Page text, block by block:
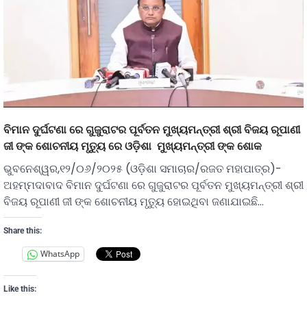
ବିମାନ ଦୁର୍ଘଟଣା ରେ ଗୁଜୁରାଟର ପୂର୍ବତନ ମୁଖ୍ୟମନ୍ତ୍ରୀ ଶ୍ରୀ ବିଜୟ ରୂପାଣୀ
ଜୀ ଙ୍କ ଶୋଚନୀୟ ମୃତ୍ୟୁ ରେ ଓଡ଼ିଶା ମୁଖ୍ୟମନ୍ତ୍ରୀ ଙ୍କ ଶୋକ
ଭୁବନେଶ୍ୱର,୧୨/୦୬/୨୦୨୫ (ଓଡ଼ିଶା ସମାଚାର/ରଜତ ମହାପାତ୍ର)-
ଅହମ୍ମଦାବାଦ ବିମାନ ଦୁର୍ଘଟଣା ରେ ଗୁଜୁରାଟର ପୂର୍ବତନ ମୁଖ୍ୟମନ୍ତ୍ରୀ ଶ୍ରୀ
ବିଜୟ ରୂପାଣୀ ଜୀ ଙ୍କ ଶୋଚନୀୟ ମୃତ୍ୟୁ ହୋଇଥିବା ଜଣାଯାଇଛି…
Share this:
WhatsApp
Like this: